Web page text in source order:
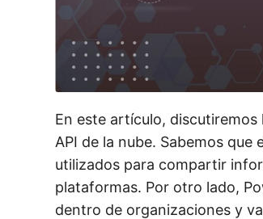
En este artículo,
API de la nube. Sabemos
utilizados para compartir
plataformas. Por otro lado,
dentro de organizaciones y